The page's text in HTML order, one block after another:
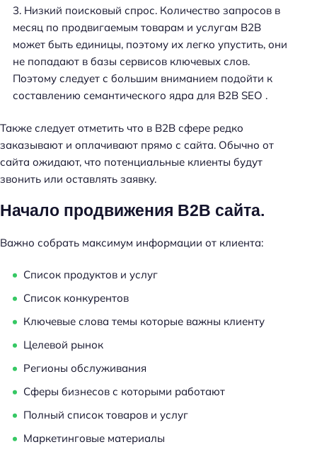
Низкий поисковый спрос. Количество запросов в
месяц по продвигаемым товарам и услугам B2B
может быть единицы, поэтому их легко упустить, они
не попадают в базы сервисов ключевых слов.
Поэтому следует с большим вниманием подойти к
составлению семантического ядра для B2B SEO .
Также следует отметить что в B2B сфере редко
заказывают и оплачивают прямо с сайта. Обычно от
сайта ожидают, что потенциальные клиенты будут
звонить или оставлять заявку.
Начало продвижения B2B сайта.
Важно собрать максимум информации от клиента:
Список продуктов и услуг
Список конкурентов
Ключевые слова темы которые важны клиенту
Целевой рынок
Регионы обслуживания
Сферы бизнесов с которыми работают
Полный список товаров и услуг
Маркетинговые материалы